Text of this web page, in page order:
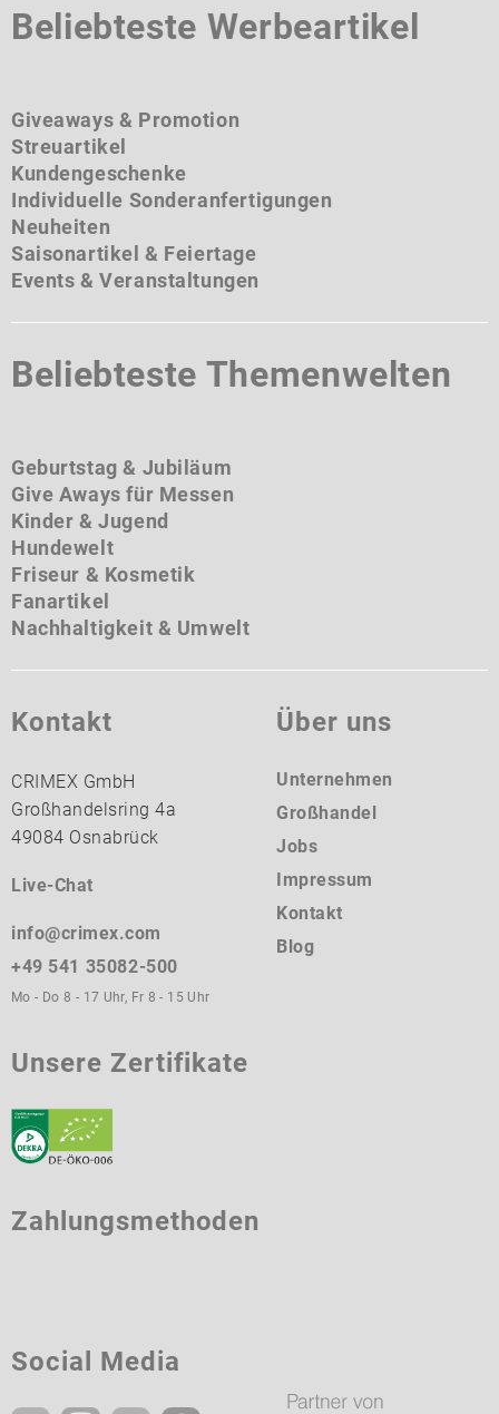
Beliebteste Werbeartikel
Giveaways & Promotion
Streuartikel
Kundengeschenke
Individuelle Sonderanfertigungen
Neuheiten
Saisonartikel & Feiertage
Events & Veranstaltungen
Beliebteste Themenwelten
Geburtstag & Jubiläum
Give Aways für Messen
Kinder & Jugend
Hundewelt
Friseur & Kosmetik
Fanartikel
Nachhaltigkeit & Umwelt
Kontakt
CRIMEX GmbH
Großhandelsring 4a
49084 Osnabrück
Live-Chat
info@crimex.com
+49 541 35082-500
Mo - Do 8 - 17 Uhr, Fr 8 - 15 Uhr
Über uns
Unternehmen
Großhandel
Jobs
Impressum
Kontakt
Blog
Unsere Zertifikate
Zahlungsmethoden
Social Media